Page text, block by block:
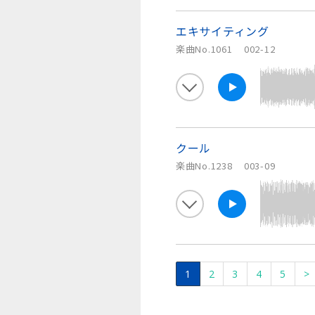
エキサイティング
楽曲No.1061 002-12
クール
楽曲No.1238 003-09
1 2 3 4 5 >